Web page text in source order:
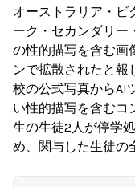
オーストラリア・ビ
ーク・セカンダリー
の性的描写を含む画
ンで拡散されたと報
校の公式写真からAI
い性的描写を含むコ
生の生徒2人が停学
め、関与した生徒の